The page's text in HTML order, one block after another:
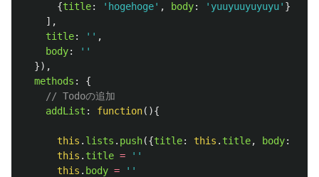
{title: ' hogehoge' , body: ' yuuyuuyuyuyu' }
],
title: '' ,
body:
''
}),
methods :
{
// Todoの追加
addList : function(){
this . lists . push({title: this . title, body:
this . title =
''
this . body =
''